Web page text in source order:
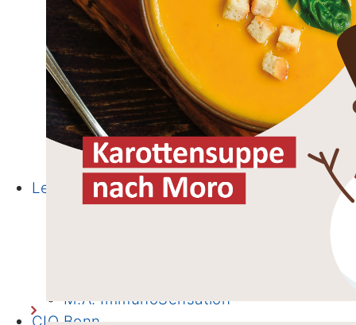
Online-Kunsttherapie
CIO-Studienregister
FAQ
Schwerpunkte
Forschergruppen
Publikationen
Molekulare Diagnostik
Biobank
Lehre
PJ Wahltertial Interdisziplinäre
M.A. ImmunoSensation